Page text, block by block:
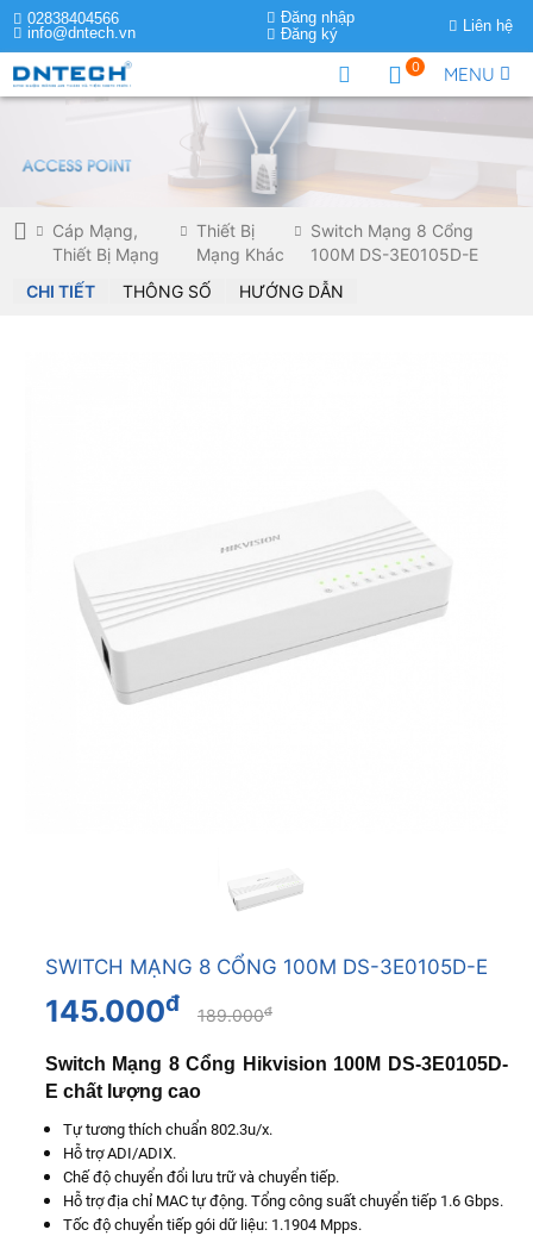
02838404566
info@dntech.vn
Đăng nhập
Đăng ký
Liên hệ
MENU
0
Cáp Mạng,
Thiết Bị Mạng
Thiết Bị
Mạng Khác
Switch Mạng 8 Cổng
100M DS-3E0105D-E
CHI TIẾT
THÔNG SỐ HƯỚNG DẪN
SWITCH MẠNG 8 CỔNG 100M DS-3E0105D-E
145.000đ 189.000đ
Switch Mạng 8 Cổng Hikvision 100M DS-3E0105D-
E chất lượng cao
Tự tương thích chuẩn 802.3u/x.
Hỗ trợ ADI/ADIX.
Chế độ chuyển đổi lưu trữ và chuyển tiếp.
Hỗ trợ địa chỉ MAC tự động. Tổng công suất chuyển tiếp 1.6 Gbps.
Tốc độ chuyển tiếp gói dữ liệu: 1.1904 Mpps.